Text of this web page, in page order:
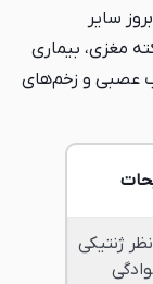
سایر
مغزی، بیماری
عصبی و زخم‌های
ژنتیکی